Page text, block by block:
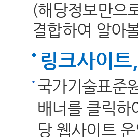
(해당정보만으
결합하여 알아
링크사이
국가기술표준
배너를 클릭하
당 웹사이트